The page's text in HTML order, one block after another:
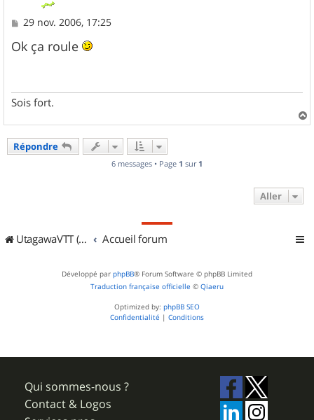
M
s
s
29 nov. 2006, 17:25
Ok ça roule
Sois fort.
a
Répondre
6 messages • Page 1 sur 1
Aller
UtagawaVTT (Randos VTT et VTTAE avec traces GPS) Accueil forum
Développé par phpBB® Forum Software © phpBB Limited
Traduction française officielle © Qiaeru
Optimized by: phpBB SEO
Confidentialité | Conditions
Qui sommes-nous ?
Contact & Logos